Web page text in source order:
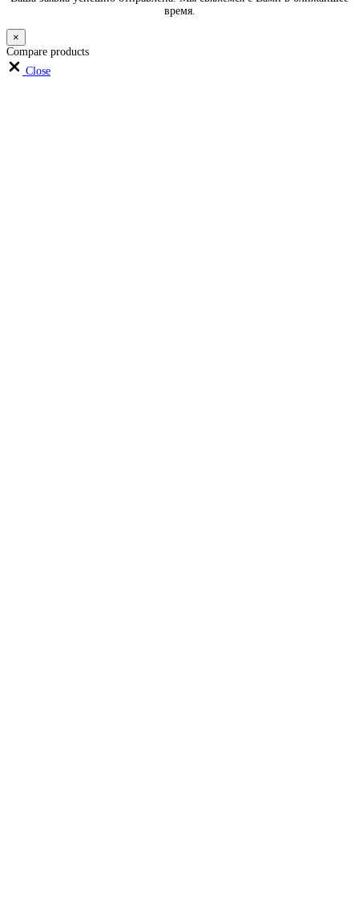
время.
×
Compare products
Close